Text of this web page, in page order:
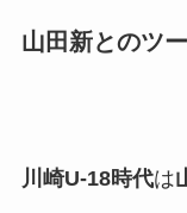
山田新とのツ
川崎U-18時代は